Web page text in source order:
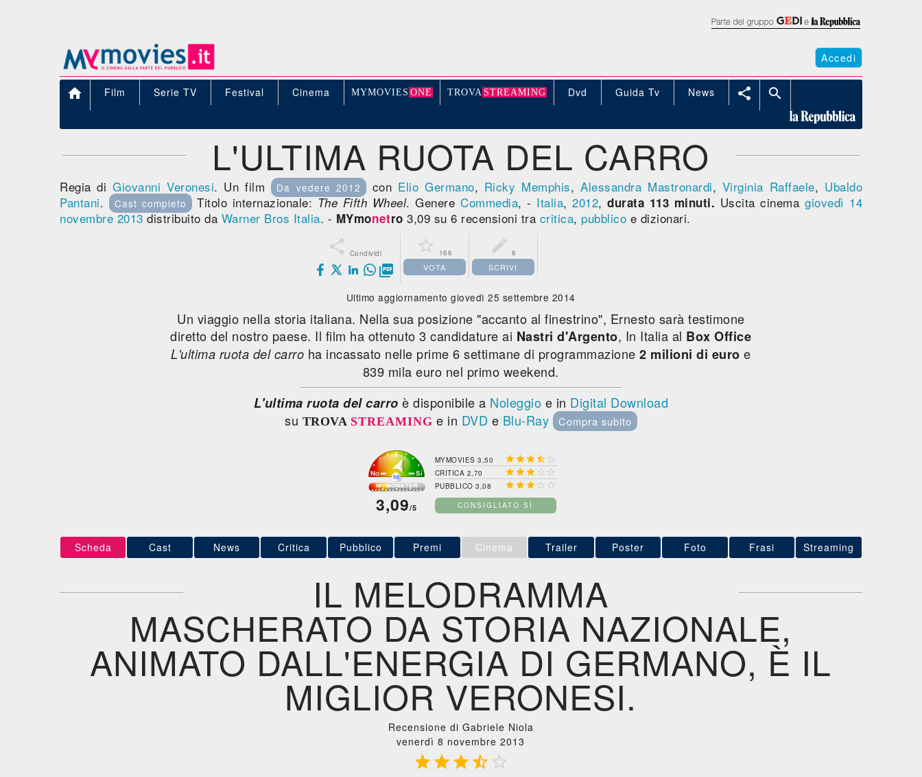
Accedi
 Film Serie TV Festival Cinema MYMOVIE S ONE TROVA STREAMING Dvd Guida Tv News  
L'ULTIMA RUOTA DEL CARRO
Regia diGiovanni Veronesi. Un film Da vedere 2012 con Elio Germano, Ricky Memphis,Alessandra Mastronardi, Virginia Raffaele, Ubaldo
Pantani. Cast completo Titolo internazionale:The Fifth Wheel. Genere Commedia, - Italia,2012,durata 113 minuti. Uscita cinema giovedì 14
novembre 2013distribuito da Warner Bros Italia. - MYmonetro 3,09 su 6 recensioni tra critica, pubblico e dizionari.
 Condividi

 166
VOTA
 6
SCRIVI
Ultimo aggiornamento giovedì 25 settembre 2014
Un viaggio nella storia italiana. Nella sua posizione "accanto al finestrino", Ernesto sarà testimone
diretto del nostro paese. Il film ha ottenuto 3 candidature ai Nastri d'Argento, In Italia al Box Office
L'ultima ruota del carro ha incassato nelle prime 6 settimane di programmazione2 milioni di euro e
839 mila euro nel primo weekend.
L'ultima ruota del carro è disponibile a Noleggio e in Digital Download
su TROVA STREAMING e in DVD e Blu-Ray Compra subito
3,09/5
MYMOVIES 3,50  
CRITICA 2,70   
PUBBLICO 3,08   
CONSIGLIATO SÌ
Scheda Cast News Critica Pubblico Premi Cinema Trailer Poster Foto Frasi Streaming
IL MELODRAMMA
MASCHERATO DA STORIA NAZIONALE,
ANIMATO DALL'ENERGIA DI GERMANO, È IL
MIGLIOR VERONESI.
Recensione di Gabriele Niola
venerdì 8 novembre 2013
 